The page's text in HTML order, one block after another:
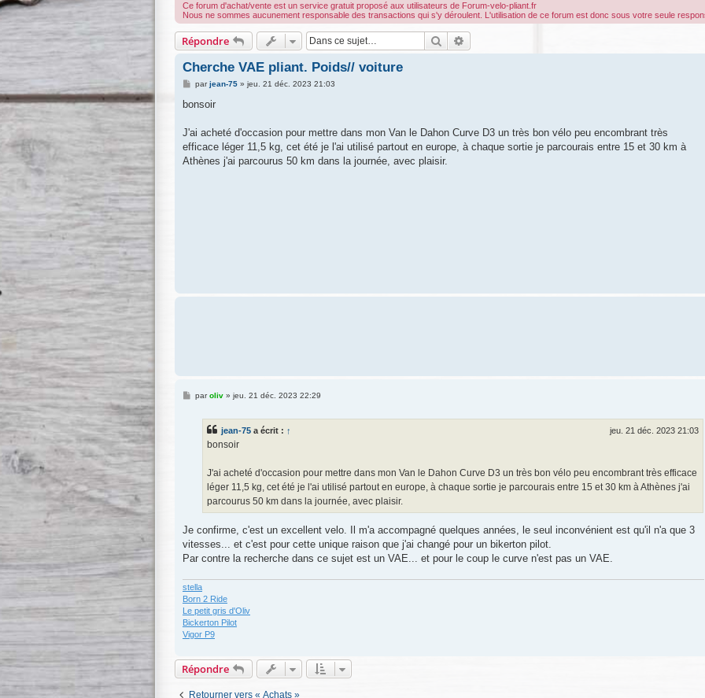
Ce forum d'achat/vente est un service gratuit proposé aux utilisateurs de Forum-velo-pliant.fr
Nous ne sommes aucunement responsable des transactions qui s'y déroulent. L'utilisation de ce forum est donc sous votre seule
Répondre Rechercher
Cherche VAE pliant. Poids// voiture
M
s
g
parjean-75» jeu. 21 déc. 2023 21:03
bonsoir
J'ai acheté d'occasion pour mettre dans mon Van le Dahon Curve D3 un très bon vélo peu encombrant très
efficace léger 11,5 kg, cet été je l'ai utilisé partout en europe, à chaque sortie je parcourais entre 15 et 30 km à
Athènes j'ai parcourus 50 km dans la journée, avec plaisir.
Mparoliv» jeu. 21 déc. 2023 22:29
jean-75 a écrit : ↑ jeu. 21 déc. 2023 21:03
bonsoir
J'ai acheté d'occasion pour mettre dans mon Van le Dahon Curve D3 un très bon vélo peu encombrant très efficace
léger 11,5 kg, cet été je l'ai utilisé partout en europe, à chaque sortie je parcourais entre 15 et 30 km à Athènes j'ai
parcourus 50 km dans la journée, avec plaisir.
Je confirme, c'est un excellent velo. Il m'a accompagné quelques années, le seul inconvénient est qu'il n'a que 3
vitesses... et c'est pour cette unique raison que j'ai changé pour un bikerton pilot.
Par contre la recherche dans ce sujet est un VAE... et pour le coup le curve n'est pas un VAE.
stella
Born 2 Ride
Le petit gris d'Oliv
Bickerton Pilot
Vigor P9
Répondre
Retourner vers « Achats »